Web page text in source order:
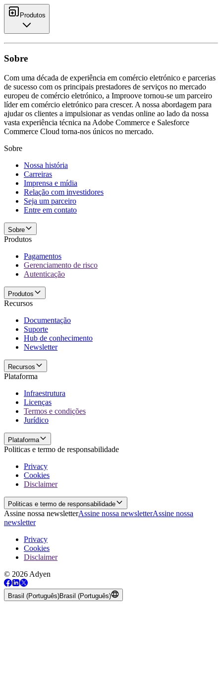
Produtos
Sobre
Com uma década de experiência em comércio eletrónico e parcerias
de sucesso com os principais prestadores de serviços no mercado
europeu de comércio eletrónico, a Improove tornou-se um parceiro
líder em comércio eletrónico para crescer. A nossa abordagem para
ajudar os clientes a impulsionar as vendas online ao lado da nossa
vasta experiência técnica na Adobe Commerce e Salesforce
Commerce Cloud torna-nos únicos no mercado.
Sobre
Nossa história
Carreiras
Imprensa e mídia
Relação com investidores
Seja um parceiro
Entre em contato
Sobre
Produtos
Pagamentos
Gerenciamento de risco
Autenticação
Produtos
Recursos
Documentação
Suporte
Hub de conhecimento
Newsletter
Recursos
Plataforma
Infraestrutura
Licenças
Termos e condições
Jurídico
Plataforma
Politicas e termo de responsabilidade
Privacy
Cookies
Disclaimer
Politicas e termo de responsabilidade
Assine nossa newsletterAssine nossa newsletterAssine nossa
newsletter
Privacy
Cookies
Disclaimer
© 2026 Adyen
Brasil (Português)Brasil (Português)